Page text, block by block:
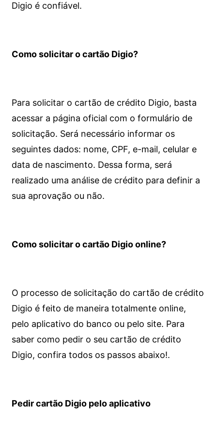
Digio é confiável.
Como solicitar o cartão Digio?
Para solicitar o cartão de crédito Digio, basta
acessar a página oficial com o formulário de
solicitação. Será necessário informar os
seguintes dados: nome, CPF, e-mail, celular e
data de nascimento. Dessa forma, será
realizado uma análise de crédito para definir a
sua aprovação ou não.
Como solicitar o cartão Digio online?
O processo de solicitação do cartão de crédito
Digio é feito de maneira totalmente online,
pelo aplicativo do banco ou pelo site. Para
saber como pedir o seu cartão de crédito
Digio, confira todos os passos abaixo!.
Pedir cartão Digio pelo aplicativo